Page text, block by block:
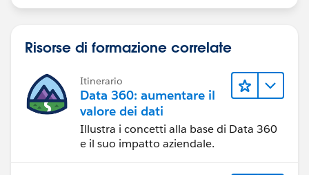
Risorse di formazione correlate
Itinerario
Data 360: aumentare il
valore dei dati
Illustra i concetti alla base di Data 360
e il suo impatto aziendale.